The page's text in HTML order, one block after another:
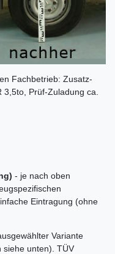
Fachbetrieb: Zusatz-
Prüf-Zuladung ca.
- je nach oben
Eintragung (ohne
Variante
siehe unten). TÜV